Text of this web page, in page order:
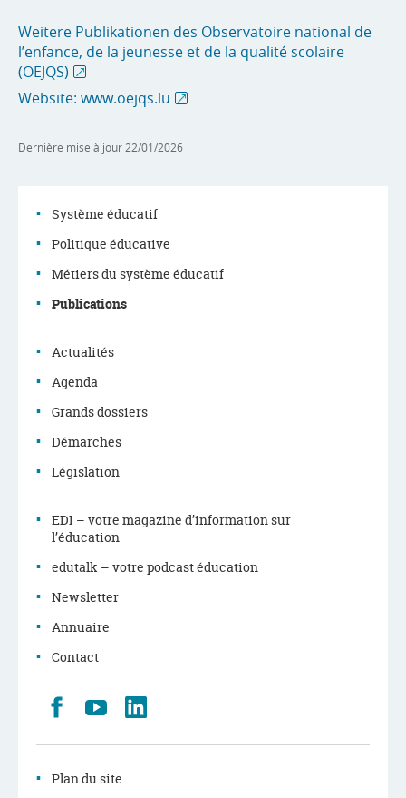
Weitere Publikationen des Observatoire national de
l’enfance, de la jeunesse et de la qualité scolaire
(OEJQS)
Website: www.oejqs.lu
Dernière mise à jour 22/01/2026
Menu
de
navigation
Système éducatif
Politique éducative
Métiers du système éducatif
Publications
Actualités
Agenda
Grands dossiers
Démarches
Législation
EDI – votre magazine d’information sur
l’éducation
edutalk – votre podcast éducation
Newsletter
Annuaire
Contact
Retrouvez
nous
Youtube
Plan du site